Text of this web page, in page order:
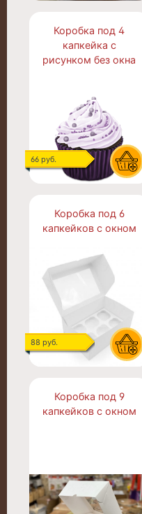
66 руб.
Коробка под 4
капкейка с
рисунком без окна
88 руб.
Коробка под 6
капкейков с окном
Коробка под 9
капкейков с окном